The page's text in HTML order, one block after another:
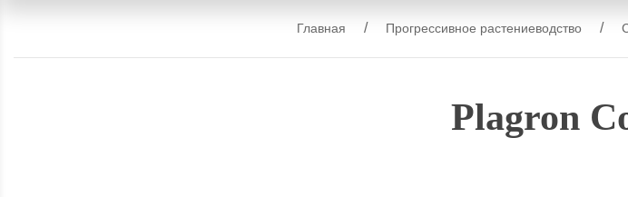
Главная Прогрессивное растениеводство
Plagron